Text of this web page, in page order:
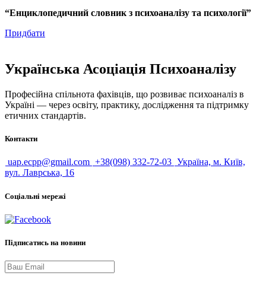
“Енциклопедичний словник з психоаналізу та психології”
Придбати
Українська Асоціація Психоаналізу
Професійна спільнота фахівців, що розвиває психоаналіз в
Україні — через освіту, практику, дослідження та підтримку
етичних стандартів.
Контакти
uap.ecpp@gmail.com +38(098) 332-72-03 Україна, м. Київ,
вул. Лаврська, 16
Соціальні мережі
Підписатись на новини